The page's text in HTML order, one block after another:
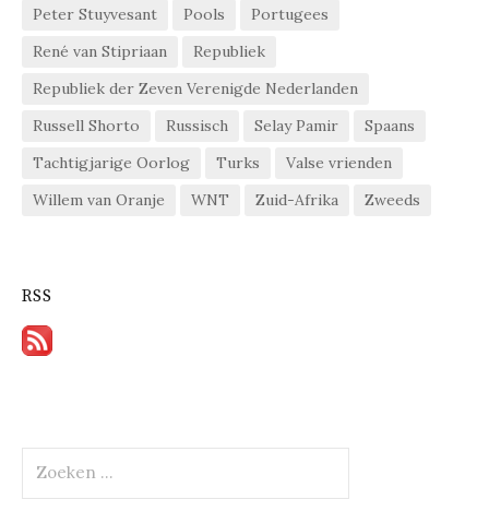
Peter Stuyvesant
Pools
Portugees
René van Stipriaan
Republiek
Republiek der Zeven Verenigde Nederlanden
Russell Shorto
Russisch Selay Pamir
Spaans
Tachtigjarige Oorlog
Turks
Valse vrienden
Willem van Oranje
WNT Zuid-Afrika Zweeds
RSS
naar: